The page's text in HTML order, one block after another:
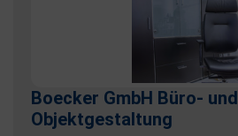
Boecker GmbH Büro- und
Objektgestaltung